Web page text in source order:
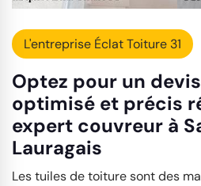
L'entreprise Éclat Toiture 31
Optez pour un
optimisé et précis
expert couvreur à
Lauragais
Les tuiles de toiture sont des